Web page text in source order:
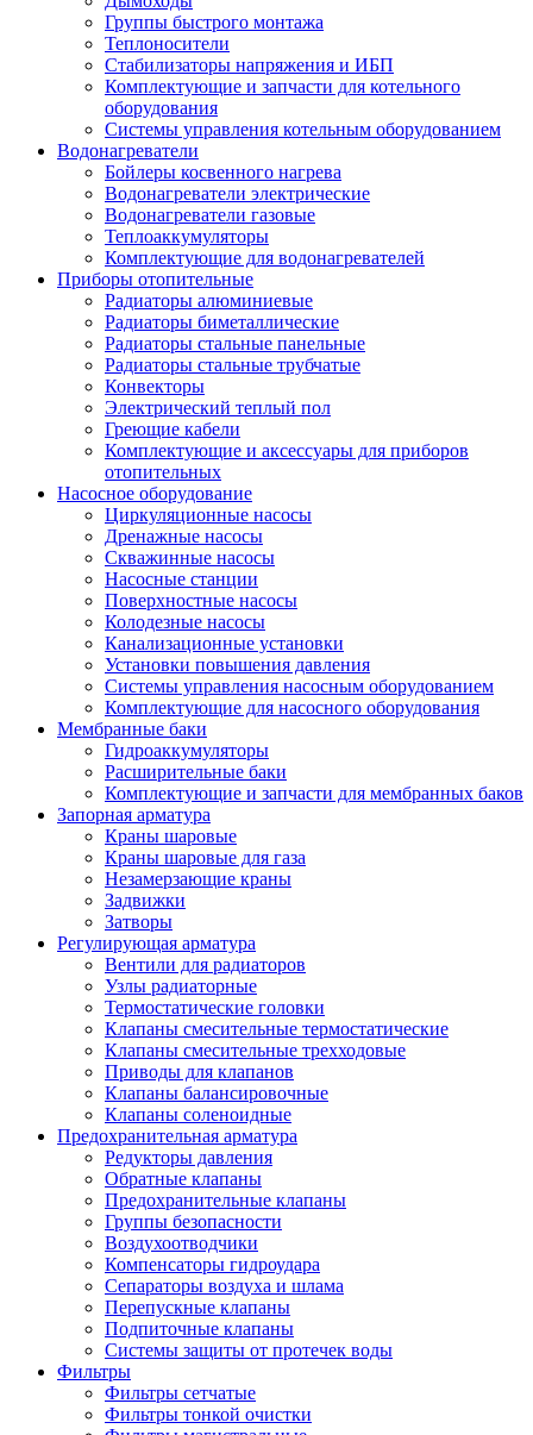
Группы быстрого монтажа
Теплоносители
Стабилизаторы напряжения и ИБП
Комплектующие и запчасти для котельного
оборудования
Системы управления котельным оборудованием
Водонагреватели
Бойлеры косвенного нагрева
Водонагреватели электрические
Водонагреватели газовые
Теплоаккумуляторы
Комплектующие для водонагревателей
Приборы отопительные
Радиаторы алюминиевые
Радиаторы биметаллические
Радиаторы стальные панельные
Радиаторы стальные трубчатые
Конвекторы
Электрический теплый пол
Греющие кабели
Комплектующие и аксессуары для приборов
отопительных
Насосное оборудование
Циркуляционные насосы
Дренажные насосы
Скважинные насосы
Насосные станции
Поверхностные насосы
Колодезные насосы
Канализационные установки
Установки повышения давления
Системы управления насосным оборудованием
Комплектующие для насосного оборудования
Мембранные баки
Гидроаккумуляторы
Расширительные баки
Комплектующие и запчасти для мембранных баков
Запорная арматура
Краны шаровые
Краны шаровые для газа
Незамерзающие краны
Задвижки
Затворы
Регулирующая арматура
Вентили для радиаторов
Узлы радиаторные
Термостатические головки
Клапаны смесительные термостатические
Клапаны смесительные трехходовые
Приводы для клапанов
Клапаны балансировочные
Клапаны соленоидные
Предохранительная арматура
Редукторы давления
Обратные клапаны
Предохранительные клапаны
Группы безопасности
Воздухоотводчики
Компенсаторы гидроудара
Сепараторы воздуха и шлама
Перепускные клапаны
Подпиточные клапаны
Системы защиты от протечек воды
Фильтры
Фильтры сетчатые
Фильтры тонкой очистки